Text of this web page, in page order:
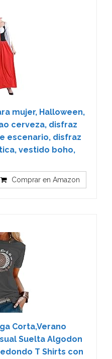
mujer, Halloween,
cerveza, disfraz
escenario, disfraz
vestido boho,
Comprar en Amazon
Corta,Verano
Suelta Algodon
T Shirts con